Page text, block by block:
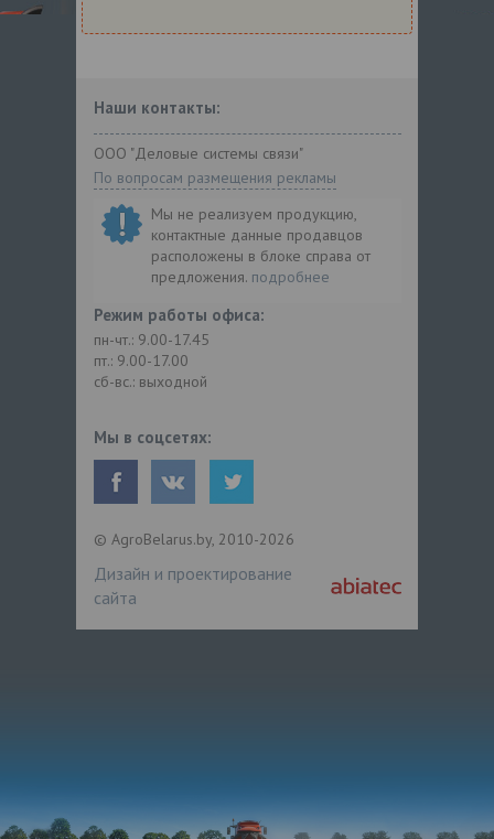
Наши контакты:
ООО "Деловые системы связи"
По вопросам размещения рекламы
Мы не реализуем продукцию,
контактные данные продавцов
расположены в блоке справа от
предложения. подробнее
Режим работы офиса:
пн-чт.: 9.00-17.45
пт.: 9.00-17.00
сб-вс.: выходной
Мы в соцсетях:
© AgroBelarus.by, 2010-2026
Дизайн и проектирование
сайта